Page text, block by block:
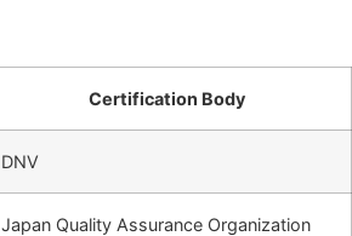
Certification Body
DNV
Japan Quality Assurance Organization